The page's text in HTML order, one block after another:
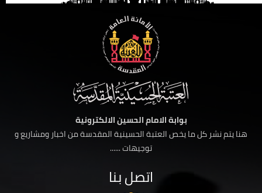
بوابة الامام الحسين الالكترونية
هنا يتم نشر كل ما يخص العتبة الحسينية المقدسة من اخبار ومشاريع و
توجيهات ......
اتصل بنا